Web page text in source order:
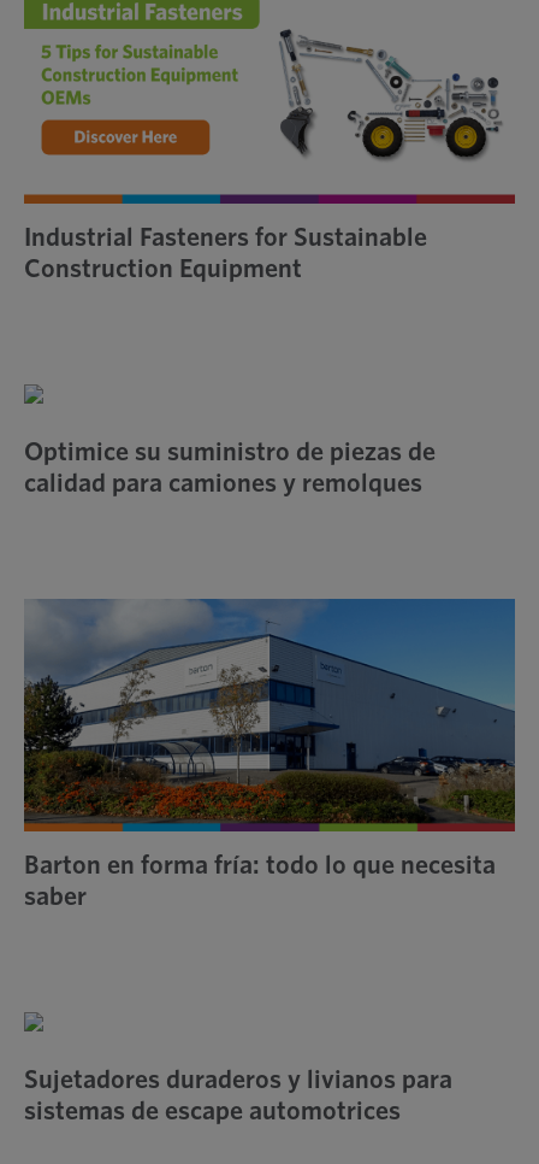
Industrial Fasteners for Sustainable
Construction Equipment
Optimice su suministro de piezas de
calidad para camiones y remolques
Barton en forma fría: todo lo que necesita
saber
Sujetadores duraderos y livianos para
sistemas de escape automotrices